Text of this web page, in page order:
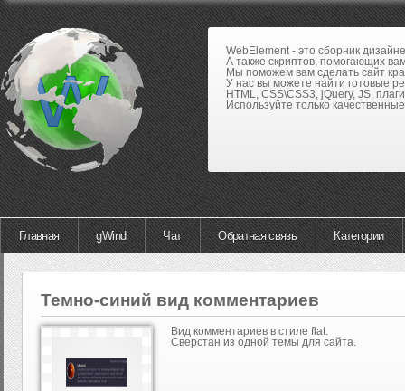
WebElement - это сборник
А также скриптов, помогающих
Мы поможем вам сделать сайт
У нас вы можете найти готовые
HTML, CSS\CSS3, jQuery, JS,
Используйте только
Главная gWind Чат Обратная связь Категории
Темно-синий вид комментариев
Вид комментариев в стиле flat.
Сверстан из одной темы для сайта.